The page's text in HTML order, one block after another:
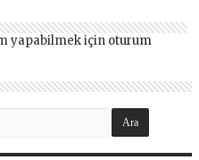
yapabilmek için oturum